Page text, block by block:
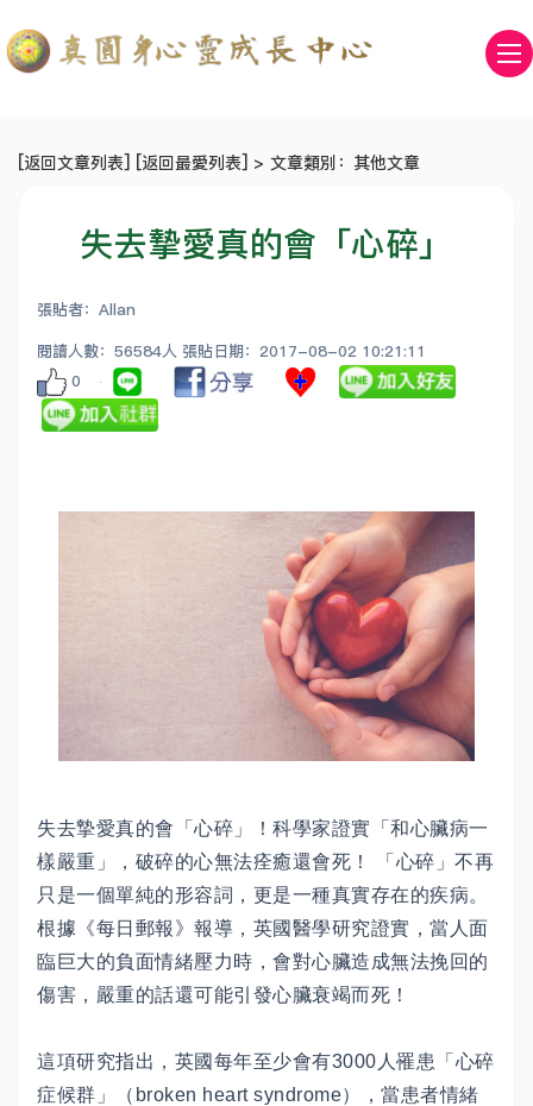
[返回文章列表] [返回最愛列表] > 文章類別：其他文章
失去摯愛真的會「心碎」
張貼者：Allan
閱讀人數：56584人 張貼日期：2017-08-02 10:21:11
0
失去摯愛真的會「心碎」！科學家證實「和心臟病一
樣嚴重」，破碎的心無法痊癒還會死！ 「心碎」不再
只是一個單純的形容詞，更是一種真實存在的疾病。
根據《每日郵報》報導，英國醫學研究證實，當人面
臨巨大的負面情緒壓力時，會對心臟造成無法挽回的
傷害，嚴重的話還可能引發心臟衰竭而死！
這項研究指出，英國每年至少會有3000人罹患「心碎
症候群」（broken heart syndrome），當患者情緒